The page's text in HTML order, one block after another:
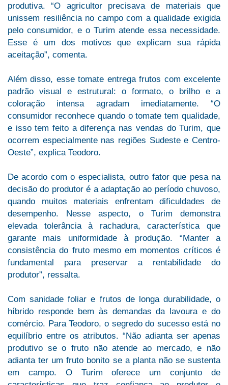
produtiva. “O agricultor precisava de materiais que
unissem resiliência no campo com a qualidade exigida
pelo consumidor, e o Turim atende essa necessidade.
Esse é um dos motivos que explicam sua rápida
aceitação”, comenta.
Além disso, esse tomate entrega frutos com excelente
padrão visual e estrutural: o formato, o brilho e a
coloração intensa agradam imediatamente. “O
consumidor reconhece quando o tomate tem qualidade,
e isso tem feito a diferença nas vendas do Turim, que
ocorrem especialmente nas regiões Sudeste e Centro-
Oeste”, explica Teodoro.
De acordo com o especialista, outro fator que pesa na
decisão do produtor é a adaptação ao período chuvoso,
quando muitos materiais enfrentam dificuldades de
desempenho. Nesse aspecto, o Turim demonstra
elevada tolerância à rachadura, característica que
garante mais uniformidade à produção. “Manter a
consistência do fruto mesmo em momentos críticos é
fundamental para preservar a rentabilidade do
produtor”, ressalta.
Com sanidade foliar e frutos de longa durabilidade, o
híbrido responde bem às demandas da lavoura e do
comércio. Para Teodoro, o segredo do sucesso está no
equilíbrio entre os atributos. “Não adianta ser apenas
produtivo se o fruto não atende ao mercado, e não
adianta ter um fruto bonito se a planta não se sustenta
em campo. O Turim oferece um conjunto de